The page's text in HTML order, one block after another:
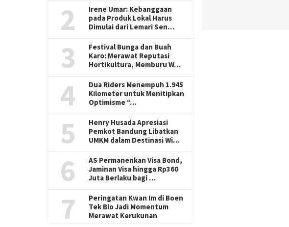
2
Irene Umar: Kebanggaan
pada Produk Lokal Harus
Dimulai dari Lemari Sen…
3
Festival Bunga dan Buah
Karo: Merawat Reputasi
Hortikultura, Memburu W…
4
Dua Riders Menempuh 1.945
Kilometer untuk Menitipkan
Optimisme “…
5
Henry Husada Apresiasi
Pemkot Bandung Libatkan
UMKM dalam Destinasi Wi…
6
AS Permanenkan Visa Bond,
Jaminan Visa hingga Rp360
Juta Berlaku bagi …
7
Peringatan Kwan Im di Boen
Tek Bio Jadi Momentum
Merawat Kerukunan